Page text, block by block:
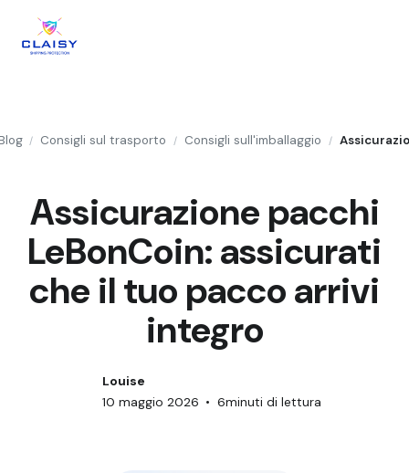
/ Consigli sul trasporto / Consigli sull'imballaggio /
Assicurazione pacchi
LeBonCoin: assicurati
che il tuo pacco arrivi
integro
Louise
10 maggio 2026 • 6minuti di lettura